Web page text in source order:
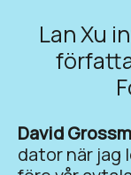
Lan Xu
David
dator när jag